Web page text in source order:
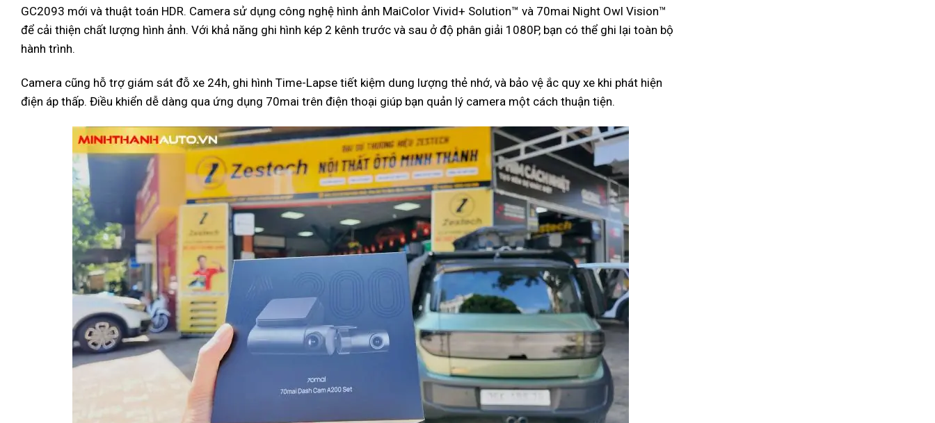
GC2093 mới và thuật toán HDR. Camera sử dụng công nghệ hình ảnh MaiColor Vivid+ Solution™ và 70mai Night Owl Vision™
để cải thiện chất lượng hình ảnh. Với khả năng ghi hình kép 2 kênh trước và sau ở độ phân giải 1080P, bạn có thể ghi lại toàn bộ
hành trình.
Camera cũng hỗ trợ giám sát đỗ xe 24h, ghi hình Time-Lapse tiết kiệm dung lượng thẻ nhớ, và bảo vệ ắc quy xe khi phát hiện
điện áp thấp. Điều khiển dễ dàng qua ứng dụng 70mai trên điện thoại giúp bạn quản lý camera một cách thuận tiện.